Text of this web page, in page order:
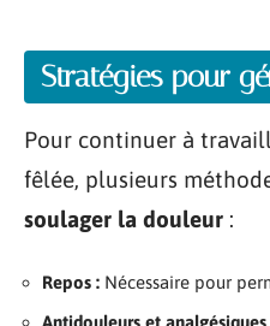
Stratégies pour
Pour continuer à
fêlée, plusieurs
soulager la douleur :
Repos : Nécessaire pour
Antidouleurs et analgésiques